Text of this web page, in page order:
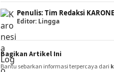
Penulis: Tim Redaksi
Editor: Lingga
Bagikan Artikel Ini
Bantu sebarkan informasi terpercaya dari